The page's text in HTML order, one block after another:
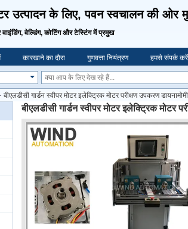
उत्पादन के लिए, पवन स्वचालन की ओर
वाइंडिंग, वेल्डिंग, कोटिंग और टेस्टिंग में प्रमुख
कारखाने का दौरा गुणवत्ता नियंत्रण हमसे संपर्क करें
बीएलडीसी गार्डन स्वीपर मोटर इलेक्ट्रिक मोटर परीक्षण उपकरण
बीएलडीसी गार्डन स्वीपर मोटर इलेक्ट्रिक मोटर